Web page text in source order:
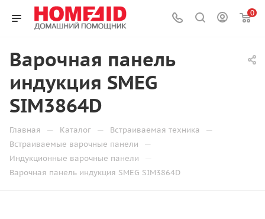
0
Варочная панель
индукция SMEG
SIM3864D
Главная — Каталог — Встраиваемая техника —
Встраиваемые варочные панели —
Индукционные варочные панели —
Варочная панель индукция SMEG SIM3864D